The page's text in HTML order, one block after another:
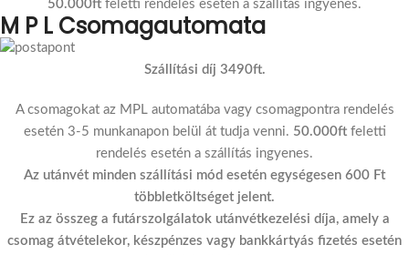
50.000ft feletti rendelés esetén a szállítás ingyenes.
M P L Csomagautomata
Szállítási díj 3490ft.
A csomagokat az MPL automatába vagy csomagpontra rendelés
esetén 3-5 munkanapon belül át tudja venni. 50.000ftfeletti
rendelés esetén a szállítás ingyenes.
Az utánvét minden szállítási mód esetén egységesen 600 Ft
többletköltséget jelent.
Ez az összeg a futárszolgálatok utánvétkezelési díja, amely a
csomag átvételekor, készpénzes vagy bankkártyás fizetés esetén